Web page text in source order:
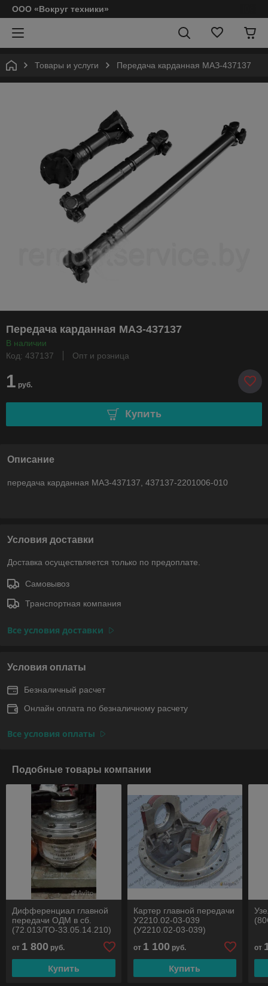
ООО «Вокруг техники»
Товары и услуги Передача карданная МАЗ-437137
Передача карданная МАЗ-437137
В наличии
Код: 437137
Опт и розница
1 руб.
Купить
Описание
передача карданная МАЗ-437137, 437137-2201006-010
Условия доставки
Доставка осуществляется только по предоплате.
Самовывоз
Транспортная компания
Все условия доставки
Условия оплаты
Безналичный расчет
Онлайн оплата по безналичному расчету
Все условия оплаты
Подобные товары компании
Дифференциал главной
передачи ОДМ в сб.
(72.013/ТО-33.05.14.210)
от 1 800 руб.
Купить
Картер главной передачи
У2210.02-03-039
(У2210.02-03-039)
от 1 100 руб.
Купить
от